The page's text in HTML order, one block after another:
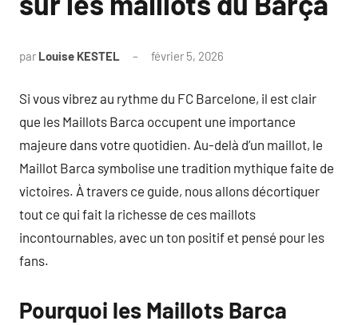
par Louise KESTEL février 5, 2026
Si vous vibrez au rythme du FC Barcelone, il est clair
que les Maillots Barca occupent une importance
majeure dans votre quotidien. Au-delà d’un maillot, le
Maillot Barca symbolise une tradition mythique faite de
victoires. À travers ce guide, nous allons décortiquer
tout ce qui fait la richesse de ces maillots
incontournables, avec un ton positif et pensé pour les
fans.
Pourquoi les Maillots Barca